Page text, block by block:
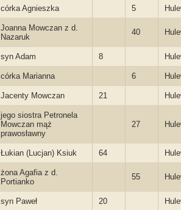
córka Agnieszka 5
Joanna Mowczan z d.
Nazaruk
40
syn Adam 8
córka Marianna 6
Jacenty Mowczan 21
jego siostra Petronela
Mowczan mąż
prawosławny
27
Łukian (Lucjan) Ksiuk 64
żona Agafia z d.
Portianko
55
syn Paweł 20